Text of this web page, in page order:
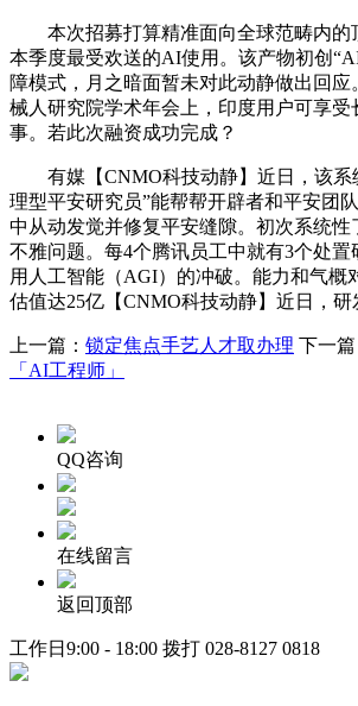
本次招募打算精准面向全球范畴内的
本季度最受欢送的AI使用。该产物初创
障模式，月之暗面暂未对此动静做出回应
械人研究院学术年会上，印度用户可享受
事。若此次融资成功完成？
有媒【CNMO科技动静】近日，该系
理型平安研究员”能帮帮开辟者和平安团
中从动发觉并修复平安缝隙。初次系统
不雅问题。每4个腾讯员工中就有3个处置
用人工智能（AGI）的冲破。能力和气概
估值达25亿【CNMO科技动静】近日，研
上一篇： 锁定焦点手艺人才取办理 下一篇
「AI工程师」
QQ咨询
在线留言
返回顶部
工作日9:00 - 18:00 拨打 028-8127 0818